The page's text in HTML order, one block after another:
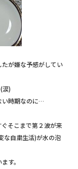
が嫌な予感がしてい
涙)
い時期なのに…
そこまで第２波が来
な自粛生活)が水の泡
す。